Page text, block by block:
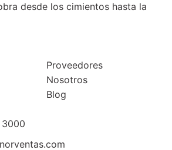
desde los cimientos hasta la
Proveedores
Nosotros
Blog